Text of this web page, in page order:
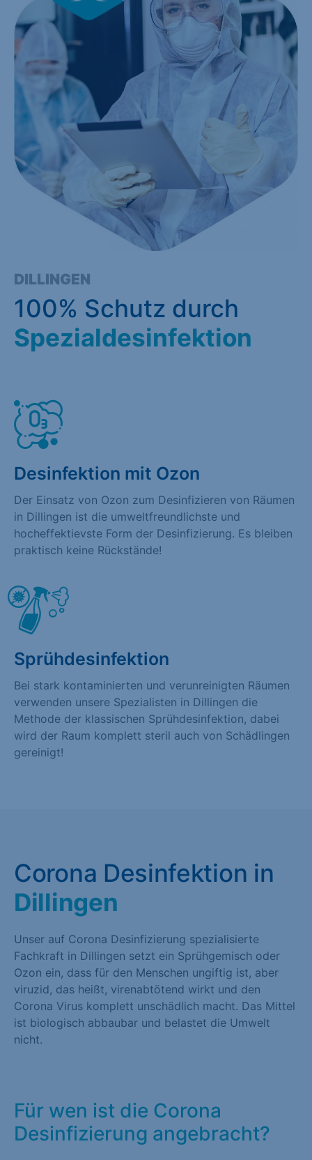
DILLINGEN
100% Schutz durch
Spezialdesinfektion
Desinfektion mit Ozon
Der Einsatz von Ozon zum Desinfizieren von Räumen
in Dillingen ist die umweltfreundlichste und
hocheffektievste Form der Desinfizierung. Es bleiben
praktisch keine Rückstände!
Sprühdesinfektion
Bei stark kontaminierten und verunreinigten Räumen
verwenden unsere Spezialisten in Dillingen die
Methode der klassischen Sprühdesinfektion, dabei
wird der Raum komplett steril auch von Schädlingen
gereinigt!
Corona Desinfektion in
Dillingen
Unser auf Corona Desinfizierung spezialisierte
Fachkraft in Dillingen setzt ein Sprühgemisch oder
Ozon ein, dass für den Menschen ungiftig ist, aber
viruzid, das heißt, virenabtötend wirkt und den
Corona Virus komplett unschädlich macht. Das Mittel
ist biologisch abbaubar und belastet die Umwelt
nicht.
Für wen ist die Corona
Desinfizierung angebracht?